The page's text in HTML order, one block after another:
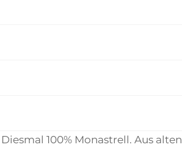
100% Monastrell. Aus alten